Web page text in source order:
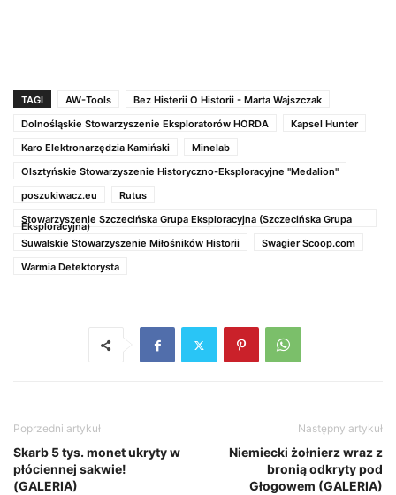
TAGI AW-Tools
Bez Histerii O Historii - Marta Wajszczak
Dolnośląskie Stowarzyszenie Eksploratorów HORDA
Kapsel Hunter
Karo Elektronarzędzia Kamiński
Minelab
Olsztyńskie Stowarzyszenie Historyczno-Eksploracyjne ''Medalion"
poszukiwacz.eu
Rutus
Stowarzyszenie Szczecińska Grupa Eksploracyjna (Szczecińska Grupa
Eksploracyjna)
Suwalskie Stowarzyszenie Miłośników Historii
Swagier Scoop.com
Warmia Detektorysta
Poprzedni artykuł
Skarb 5 tys. monet ukryty w
płóciennej sakwie!
(GALERIA)
Następny artykuł
Niemiecki żołnierz wraz z
bronią odkryty pod
Głogowem (GALERIA)